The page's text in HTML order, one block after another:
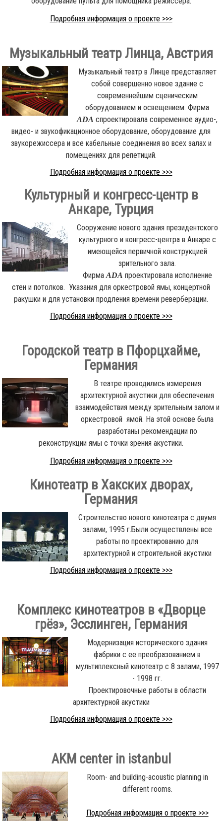
Подробная информация о проекте >>>
Музыкальный театр Линца, Австрия
Музыкальный театр в Линце представляет
собой совершенно новое здание с
современнейшим сценическим
оборудованием и освещением. Фирма
ADA спроектировала современное аудио-,
видео- и звукофикационное оборудование, оборудование для
звукорежиссера и все кабельные соединения во всех залах и
помещениях для репетиций.
Подробная информация о проекте >>>
Культурный и конгресс-центр в
Анкаре, Турция
Сооружение нового здания президентского
культурного и конгресс-центра в Анкаре с
имеющейся первичной конструкцией
зрительного зала.
ФирмаADA проектировала исполнение
стен и потолков. Указания для оркестровой ямы, концертной
ракушки и для установки продления времени реверберации.
Подробная информация о проекте >>>
Городской театр в Пфорцхайме,
Германия
В театре проводились измерения
архитектурной акустики для обеспечения
взаимодействия между зрительным залом и
оркестровой ямой. На этой основе была
разработаны рекомендации по
реконструкции ямы с точки зрения акустики.
Подробная информация о проекте >>>
Кинотеатр в Хакских дворах,
Германия
Строительство нового кинотеатра с двумя
залами, 1995 г.Были осуществлены все
работы по проектированию для
архитектурной и строительной акустики
Подробная информация о проекте >>>
Комплекс кинотеатров в «Дворце
грёз», Эсслинген, Германия
Модернизация исторического здания
фабрики с ее преобразованием в
мультиплексный кинотеатр с 8 залами, 1997
- 1998 гг.
Проектировочные работы в области
архитектурной акустики
Подробная информация о проекте >>>
AKM center in istanbul
Room- and building-acoustic planning in
different rooms.
Подробная информация о проекте >>>